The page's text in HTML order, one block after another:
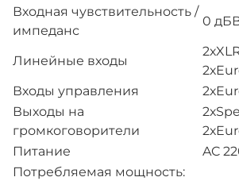
Входная чувствительность /
импеданс
0
Линейные входы
Входы управления
Выходы на
громкоговорители
Питание
AC
Потребляемая мощность: